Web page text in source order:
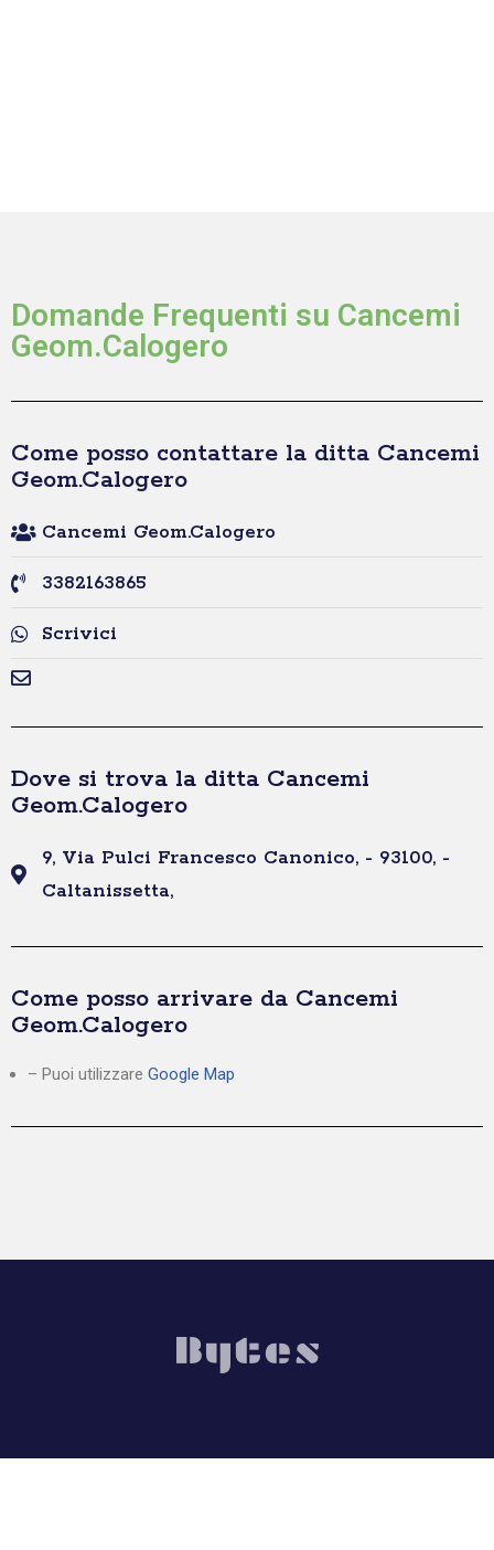
Domande Frequenti su Cancemi
Geom.Calogero
Come posso contattare la ditta Cancemi
Geom.Calogero
Cancemi Geom.Calogero
3382163865
Scrivici
Dove si trova la ditta Cancemi
Geom.Calogero
9, Via Pulci Francesco Canonico, - 93100, -
Caltanissetta,
Come posso arrivare da Cancemi
Geom.Calogero
– Puoi utilizzare Google Map